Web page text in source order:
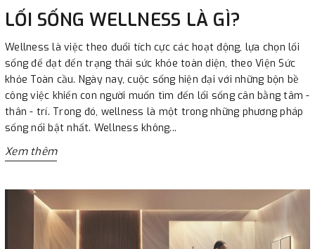
LỐI SỐNG WELLNESS LÀ GÌ?
Wellness là việc theo đuổi tích cực các hoạt động, lựa chọn lối
sống để đạt đến trạng thái sức khỏe toàn diện, theo Viện Sức
khỏe Toàn cầu. Ngày nay, cuộc sống hiện đại với những bộn bề
công việc khiến con người muốn tìm đến lối sống cân bằng tâm -
thân - trí. Trong đó, wellness là một trong những phương pháp
sống nổi bật nhất. Wellness không...
Xem thêm